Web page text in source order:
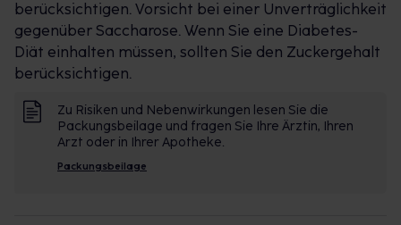
berücksichtigen. Vorsicht bei einer Unverträglichkeit
gegenüber Saccharose. Wenn Sie eine Diabetes-
Diät einhalten müssen, sollten Sie den Zuckergehalt
berücksichtigen.
Zu Risiken und Nebenwirkungen lesen Sie die
Packungsbeilage und fragen Sie Ihre Ärztin, Ihren
Arzt oder in Ihrer Apotheke.
Packungsbeilage